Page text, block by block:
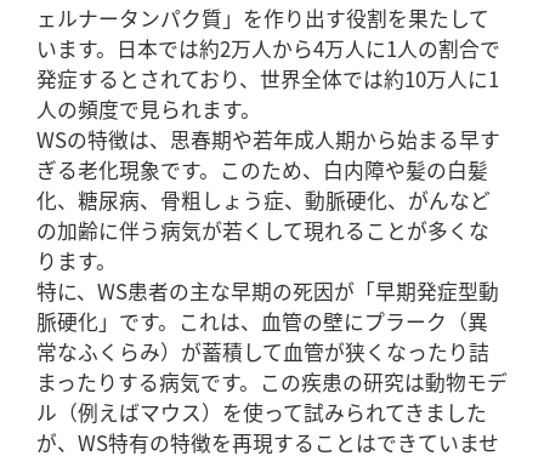
ェルナータンパク質」を作り出す役割を果たして
います。日本では約2万人から4万人に1人の割合で
発症するとされており、世界全体では約10万人に1
人の頻度で見られます。
WSの特徴は、思春期や若年成人期から始まる早す
ぎる老化現象です。このため、白内障や髪の白髪
化、糖尿病、骨粗しょう症、動脈硬化、がんなど
の加齢に伴う病気が若くして現れることが多くな
ります。
特に、WS患者の主な早期の死因が「早期発症型動
脈硬化」です。これは、血管の壁にプラーク（異
常なふくらみ）が蓄積して血管が狭くなったり詰
まったりする病気です。この疾患の研究は動物モデ
ル（例えばマウス）を使って試みられてきました
が、WS特有の特徴を再現することはできていませ